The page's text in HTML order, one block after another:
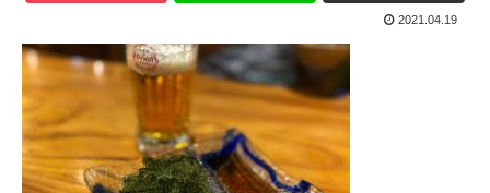
2021.04.19